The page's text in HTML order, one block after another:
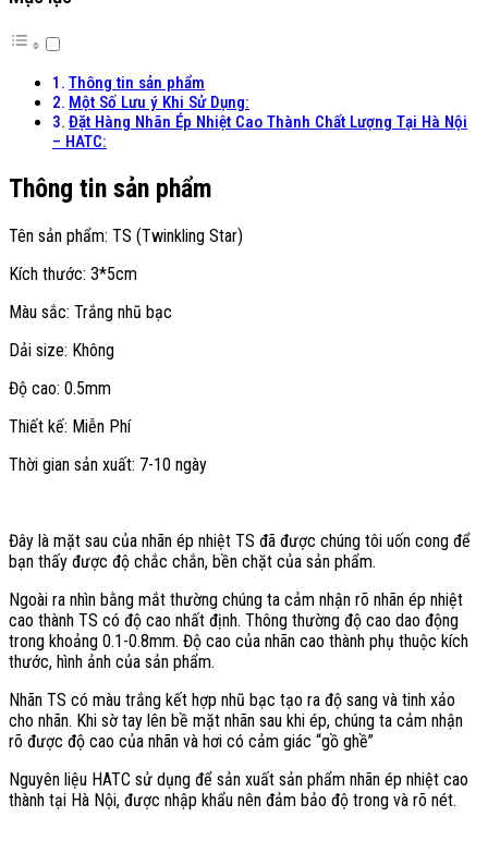
Thông tin sản phẩm
Một Số Lưu ý Khi Sử Dụng:
Đặt Hàng Nhãn Ép Nhiệt Cao Thành Chất Lượng Tại Hà Nội
– HATC:
Thông tin sản phẩm
Tên sản phẩm: TS (Twinkling Star)
Kích thước: 3*5cm
Màu sắc: Trắng nhũ bạc
Dải size: Không
Độ cao: 0.5mm
Thiết kế: Miễn Phí
Thời gian sản xuất: 7-10 ngày
Đây là mặt sau của nhãn ép nhiệt TS đã được chúng tôi uốn cong để
bạn thấy được độ chắc chắn, bền chặt của sản phẩm.
Ngoài ra nhìn bằng mắt thường chúng ta cảm nhận rõ nhãn ép nhiệt
cao thành TS có độ cao nhất định. Thông thường độ cao dao động
trong khoảng 0.1-0.8mm. Độ cao của nhãn cao thành phụ thuộc kích
thước, hình ảnh của sản phẩm.
Nhãn TS có màu trắng kết hợp nhũ bạc tạo ra độ sang và tinh xảo
cho nhãn. Khi sờ tay lên bề mặt nhãn sau khi ép, chúng ta cảm nhận
rõ được độ cao của nhãn và hơi có cảm giác “gồ ghề”
Nguyên liệu HATC sử dụng để sản xuất sản phẩm nhãn ép nhiệt cao
thành tại Hà Nội, được nhập khẩu nên đảm bảo độ trong và rõ nét.